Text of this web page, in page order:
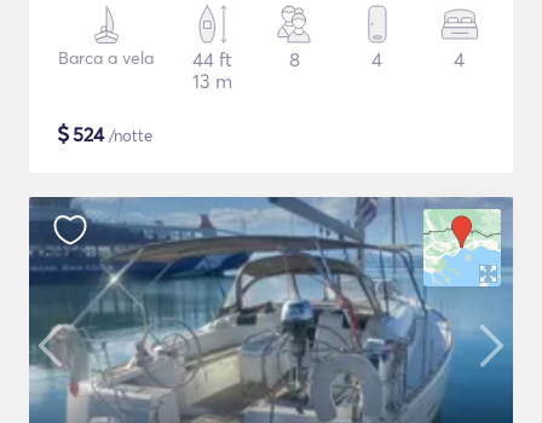
Barca a vela
44 ft
13 m
8 4 4
$524/notte